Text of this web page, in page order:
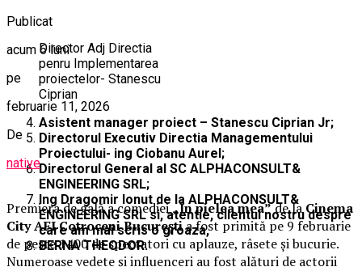
Director Adj Directia
penru Implementarea
proiectelor- Stanescu
Ciprian
Asistent manager proiect – Stanescu Ciprian Jr;
Directorul Executiv Directia Managementului
Proiectului- ing Ciobanu Aurel;
Directorul General al SC ALPHACONSULT&
ENGINEERING SRL;
Ing Dragomir Ionut de la ALPHACONSULT&
ENGINEERING SRL si, atentie, clientul nostru despre
care am mai scris o groaza,
BERNA THEODOR.
Publicat
acum 6 luni
pe
februarie 11, 2026
De
native
Premiera de gală a comediei„În pielea mea”de laCinema
City AFI Cotroceni Bucureștia fost primită pe 9 februarie
de peste 1400 de spectatori cu aplauze, râsete și bucurie.
Numeroase vedete și influenceri au fost alături de actorii